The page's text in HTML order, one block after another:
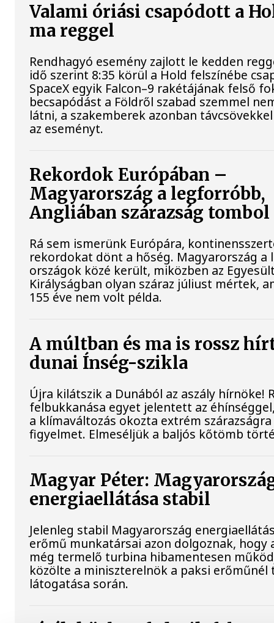
Valami óriási csapódott a
ma reggel
Rendhagyó esemény zajlott le kedden
idő szerint 8:35 körül a Hold felszínébe
SpaceX egyik Falcon–9 rakétájának felső
becsapódást a Földről szabad szemmel
látni, a szakemberek azonban
az eseményt.
Rekordok Európában –
Magyarország a legforróbb,
Angliában szárazság tombol
Rá sem ismerünk Európára,
rekordokat dönt a hőség. Magyarország
országok közé került, miközben az
Királyságban olyan száraz júliust mértek,
155 éve nem volt példa.
A múltban és ma is rossz
dunai Ínség-szikla
Újra kilátszik a Dunából az aszály hírnöke!
felbukkanása egyet jelentett az
a klímaváltozás okozta extrém
figyelmet. Elmeséljük a baljós kőtömb
Magyar Péter:
energiaellátása stabil
Jelenleg stabil Magyarország
erőmű munkatársai azon dolgoznak, hogy
még termelő turbina hibamentesen
közölte a miniszterelnök a paksi
látogatása során.